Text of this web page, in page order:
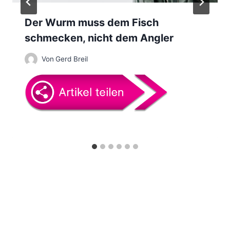
Der Wurm muss dem Fisch
schmecken, nicht dem Angler
Von Gerd Breil